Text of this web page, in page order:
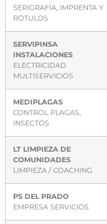
SERIGRAFÍA, IMPRENTA Y
RÓTULOS
SERVIPINSA
INSTALACIONES
ELECTRICIDAD
MULTISERVICIOS
MEDIPLAGAS
CONTROL PLAGAS,
INSECTOS
LT LIMPIEZA DE
COMUNIDADES
LIMPIEZA / COACHING
PS DEL PRADO
EMPRESA SERVICIOS